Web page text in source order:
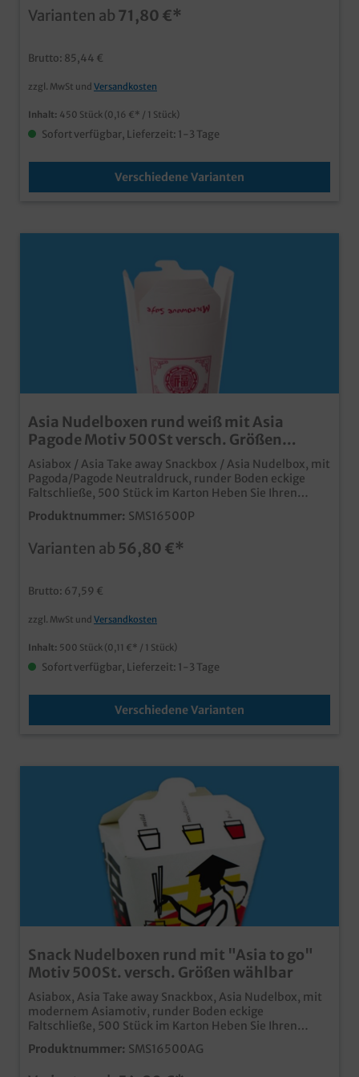
fettdicht und lebensmittelechtideal für Nudeln,
Varianten ab 71,80 €*
Brutto: 85,44 €
zzgl. MwSt und Versandkosten
Inhalt: 450 Stück (0,16 €* / 1 Stück)
Sofort verfügbar, Lieferzeit: 1-3 Tage
Verschiedene Varianten
Asia Nudelboxen rund weiß mit Asia
Pagode Motiv 500St versch. Größen
wählbar
Asiabox / Asia Take away Snackbox / Asia Nudelbox, mit
Pagoda/Pagode Neutraldruck, runder Boden eckige
Faltschließe, 500 Stück im Karton Heben Sie Ihren
Lieferdienst oder Ihr Take away Geschäft von der Masse
der Konkurrenz ab. Hochwertige Snackbox aus
Fettdicht & Lebensmittelecht Perfekt für Nudeln,
Motiv erhältlich
Produktnummer: SMS16500P
Varianten ab 56,80 €*
Brutto: 67,59 €
zzgl. MwSt und Versandkosten
Inhalt: 500 Stück (0,11 €* / 1 Stück)
Sofort verfügbar, Lieferzeit: 1-3 Tage
Verschiedene Varianten
Snack Nudelboxen rund mit "Asia to go"
Motiv 500St. versch. Größen wählbar
Asiabox, Asia Take away Snackbox, Asia Nudelbox, mit
modernem Asiamotiv, runder Boden eckige
Faltschließe, 500 Stück im Karton Heben Sie Ihren
Lieferdienst oder Ihr Take away Geschäft von der Masse
der Konkurrenz ab. Hochwertige Snackbox aus
Produktnummer: SMS16500AG